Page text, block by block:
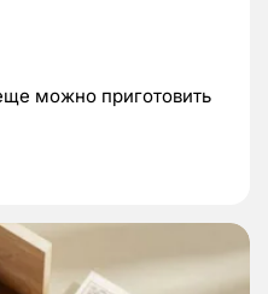
можно приготовить